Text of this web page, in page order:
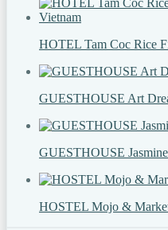
HOTEL Tam Coc Rice
GUESTHOUSE Art
GUESTHOUSE
HOSTEL Mojo &